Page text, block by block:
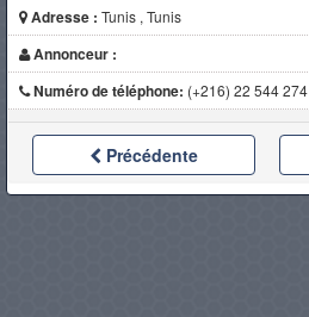
Adresse : Tunis , Tunis
Annonceur :
Numéro de téléphone: (+216) 22 544 274
Précédente